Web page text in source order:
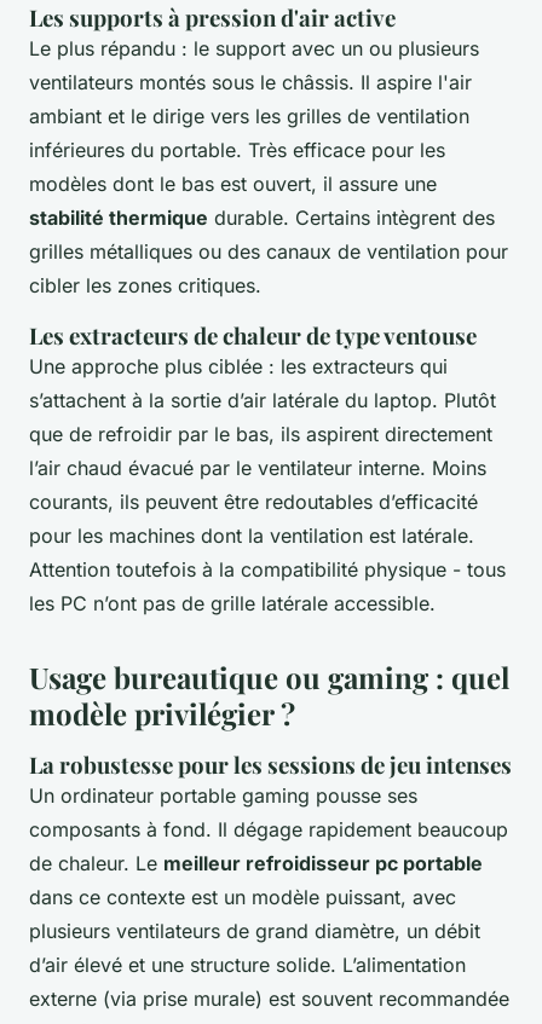
Les supports à pression d'air active
Le plus répandu : le support avec un ou plusieurs
ventilateurs montés sous le châssis. Il aspire l'air
ambiant et le dirige vers les grilles de ventilation
inférieures du portable. Très efficace pour les
modèles dont le bas est ouvert, il assure une
stabilité thermique durable. Certains intègrent des
grilles métalliques ou des canaux de ventilation pour
cibler les zones critiques.
Les extracteurs de chaleur de type ventouse
Une approche plus ciblée : les extracteurs qui
s’attachent à la sortie d’air latérale du laptop. Plutôt
que de refroidir par le bas, ils aspirent directement
l’air chaud évacué par le ventilateur interne. Moins
courants, ils peuvent être redoutables d’efficacité
pour les machines dont la ventilation est latérale.
Attention toutefois à la compatibilité physique - tous
les PC n’ont pas de grille latérale accessible.
Usage bureautique ou gaming : quel
modèle privilégier ?
La robustesse pour les sessions de jeu intenses
Un ordinateur portable gaming pousse ses
composants à fond. Il dégage rapidement beaucoup
de chaleur. Le meilleur refroidisseur pc portable
dans ce contexte est un modèle puissant, avec
plusieurs ventilateurs de grand diamètre, un débit
d’air élevé et une structure solide. L’alimentation
externe (via prise murale) est souvent recommandée